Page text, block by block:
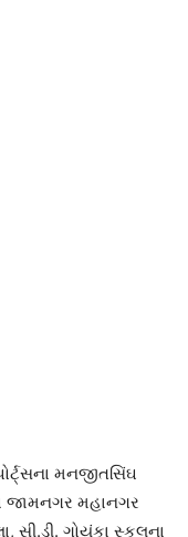
મનજીતસિંઘ
જામનગર મહાનગર
સી.ડી. ગોયંકા સ્કૂલના